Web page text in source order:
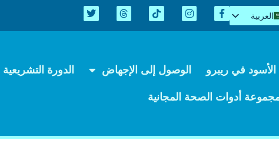
العربية
Kreyòl
简体中文
Tiếng Việt
الأسود في ريبرو الوصول إلى الإجهاض الدورة التشريعية 2026
أدوات الصحة المجانية